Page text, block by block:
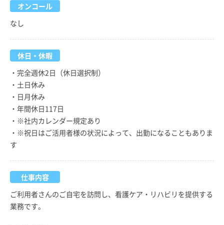
オンコール
なし
休日・休暇
・完全週休2日（休日選択制）
・土日休み
・日月休み
・年間休日117日
・※社内カレンダー規定あり
・※祝日はご活用者様の状況によって、出勤になることもありま
す
仕事内容
ご利用者さんのご自宅を訪問し、看護ケア・リハビリを提供する
業務です。